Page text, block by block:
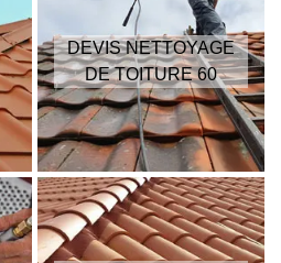
DEVIS NETTOYAGE
DE TOITURE 60